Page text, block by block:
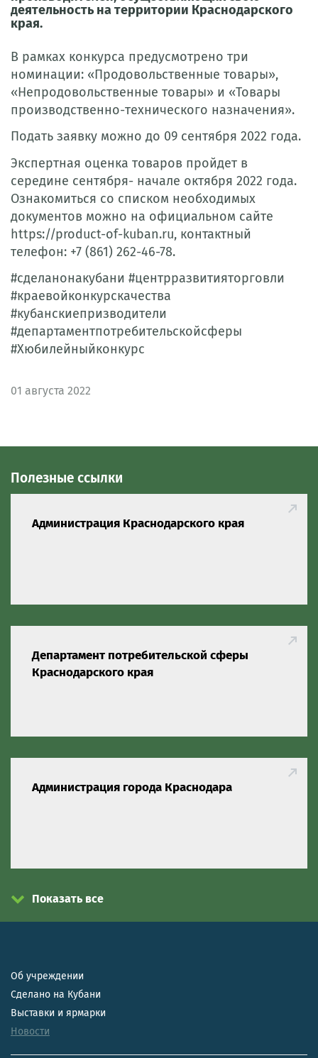
деятельность на территории Краснодарского
края.
В рамках конкурса предусмотрено три
номинации: «Продовольственные товары»,
«Непродовольственные товары» и «Товары
производственно-технического назначения».
Подать заявку можно до 09 сентября 2022 года.
Экспертная оценка товаров пройдет в
середине сентября- начале октября 2022 года.
Ознакомиться со списком необходимых
документов можно на официальном сайте
https://product-of-kuban.ru, контактный
телефон: +7 (861) 262-46-78.
#сделанонакубани #центрразвитияторговли
#краевойконкурскачества
#кубанскиепризводители
#департаментпотребительскойсферы
#Xюбилейныйконкурс
01 августа 2022
Полезные ссылки
Администрация Краснодарского края
Департамент потребительской сферы
Краснодарского края
Администрация города Краснодара
Показать все
Об учреждении
Сделано на Кубани
Выставки и ярмарки
Новости